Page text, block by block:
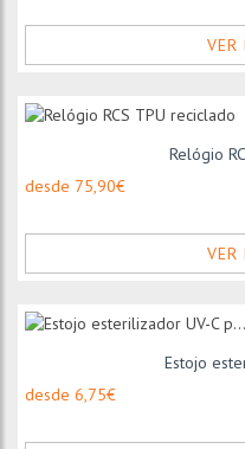
VER
Relógio
desde 75,90€
VER
Estojo
desde 6,75€